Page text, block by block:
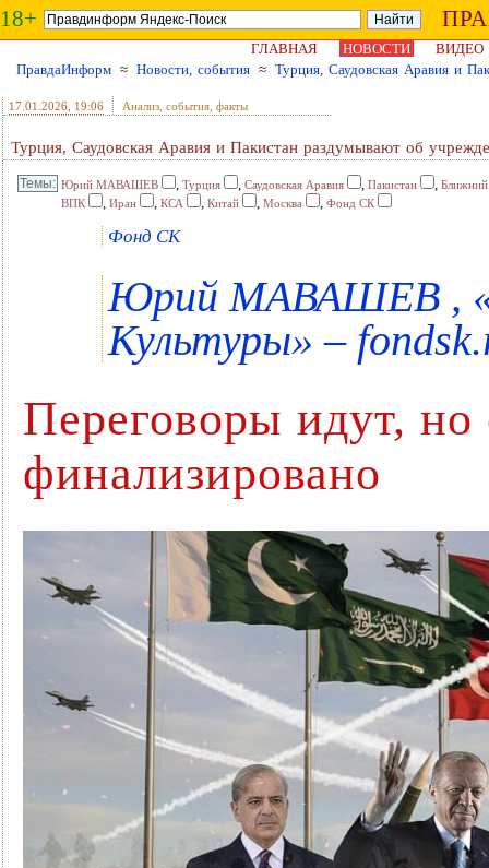
18+
ГЛАВНАЯ НОВОСТИ
ВИДЕО
ПравдаИнформ ≈ Новости, события ≈ Турция, Саудовская Аравия и
17.01.2026 , 19:06 Анализ, события, факты
Турция, Саудовская Аравия и Пакистан раздумывают об
Юрий МАВАШЕВ , Турция , Саудовская Аравия , Пакистан , Ближний
ВПК
, Иран , КСА , Китай , Москва , Фонд СК
Фонд СК
Юрий МАВАШЕВ ,
Культуры» –
Переговоры идут,
финализировано